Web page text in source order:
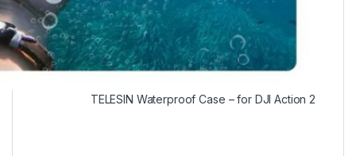
TELESIN Waterproof Case – for DJI Action 2